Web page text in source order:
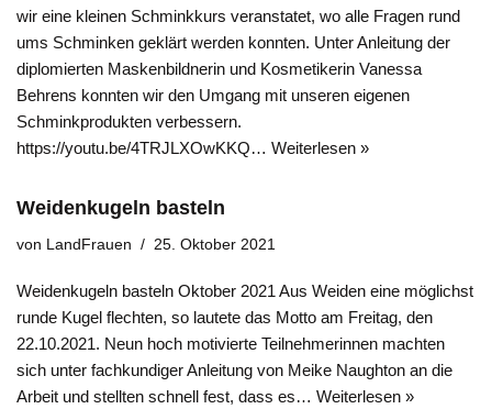
wir eine kleinen Schminkkurs veranstatet, wo alle Fragen rund
ums Schminken geklärt werden konnten. Unter Anleitung der
diplomierten Maskenbildnerin und Kosmetikerin Vanessa
Behrens konnten wir den Umgang mit unseren eigenen
Schminkprodukten verbessern.
https://youtu.be/4TRJLXOwKKQ… Weiterlesen »
Weidenkugeln basteln
von LandFrauen 25. Oktober 2021
Weidenkugeln basteln Oktober 2021 Aus Weiden eine möglichst
runde Kugel flechten, so lautete das Motto am Freitag, den
22.10.2021. Neun hoch motivierte Teilnehmerinnen machten
sich unter fachkundiger Anleitung von Meike Naughton an die
Arbeit und stellten schnell fest, dass es… Weiterlesen »